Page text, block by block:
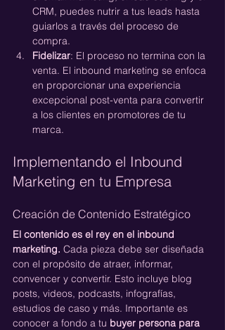
CRM, puedes nutrir a tus leads hasta
guiarlos a través del proceso de
compra.
Fidelizar: El proceso no termina con la
venta. El inbound marketing se enfoca
en proporcionar una experiencia
excepcional post-venta para convertir
a los clientes en promotores de tu
marca.
Implementando el Inbound
Marketing en tu Empresa
Creación de Contenido Estratégico
El contenido es el rey en el inbound
marketing. Cada pieza debe ser diseñada
con el propósito de atraer, informar,
convencer y convertir. Esto incluye blog
posts, videos, podcasts, infografías,
estudios de caso y más. Importante es
conocer a fondo a tu buyer persona para